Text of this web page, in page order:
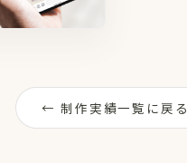
← 制作実績一覧に戻る